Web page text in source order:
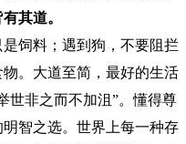
其道。
饲料；遇到狗，不要阻拦
。大道至简，最好的生活
世非之而不加沮”。懂得尊
智之选。世界上每一种存